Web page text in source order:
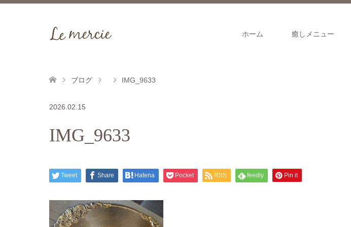
ホーム 癒しメニュー
ブログ IMG_9633
2026.02.15
IMG_9633
Tweet Share Hatena Pocket RSS feedly Pin it